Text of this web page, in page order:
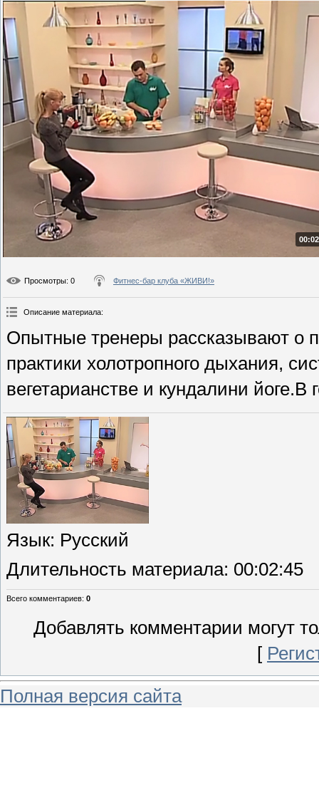
Просмотры: 0 Фитнес-бар клуба «ЖИВИ!»
Описание материала:
Опытные тренеры рассказывают о
практики холотропного дыхания,
вегетарианстве и кундалини
Язык: Русский
Длительность материала: 00:02:45
Всего комментариев: 0
Добавлять комментарии могут
[
Полная версия сайта